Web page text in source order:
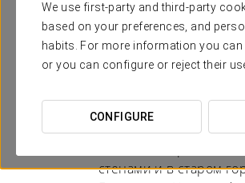
We use first-party and third-party
based on your preferences, and
habits. For more information you
or you can configure or reject their
CONFIGURE
Отели в
СТЕНЫ, ПРИРОДА
стенами и в старом